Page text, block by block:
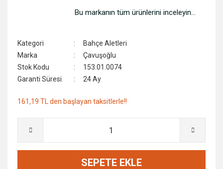
Bu markanın tüm ürünlerini inceleyin...
Kategori
Bahçe Aletleri
Marka
Çavuşoğlu
Stok Kodu
153.01.0074
Garanti Süresi
24 Ay
161,19 TL den başlayan taksitlerle!!
SEPETE EKLE